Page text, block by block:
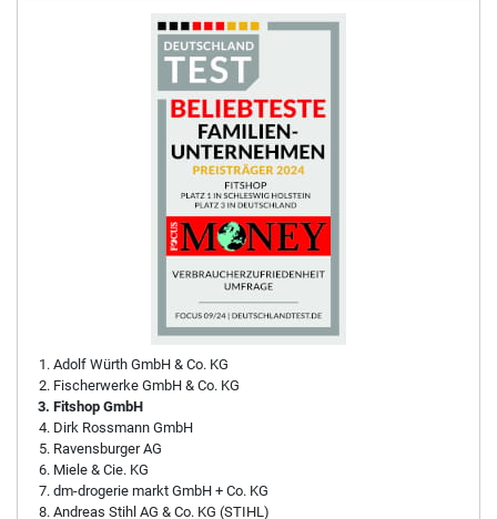
Adolf Würth GmbH & Co. KG
Fischerwerke GmbH & Co. KG
Fitshop GmbH
Dirk Rossmann GmbH
Ravensburger AG
Miele & Cie. KG
dm-drogerie markt GmbH + Co. KG
Andreas Stihl AG & Co. KG (STIHL)